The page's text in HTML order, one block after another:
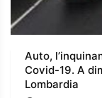
Auto,
Covid-19. A
Lombardia